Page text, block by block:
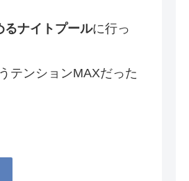
るナイトプールに行っ
テンションMAXだった